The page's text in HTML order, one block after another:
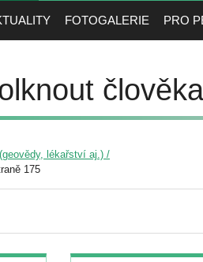
FOTOGALERIE PRO
lékařství aj.) /
175